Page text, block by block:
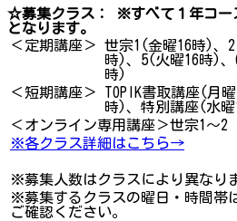
☆募集クラス： ※すべて１年コー
となります。
＜定期講座＞
世宗1(金曜16時)、
時)、5(火曜16時)
時)
＜短期講座＞
TOPIK書取講座(月
時)、特別講座(水曜
＜オンライン専用講座＞世宗1～
※各クラス詳細はこちら→
※募集人数はクラスにより異なり
※募集するクラスの曜日・時間帯
ご確認ください。